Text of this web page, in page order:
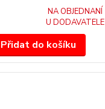
NA OBJEDNANÍ
U DODAVATELE
Přidat do košíku